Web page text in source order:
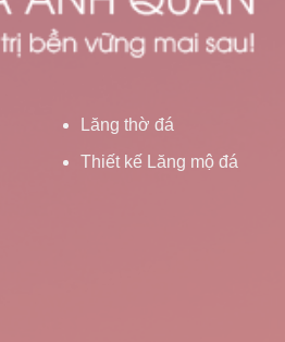
Lăng thờ đá
Thiết kế Lăng mộ đá